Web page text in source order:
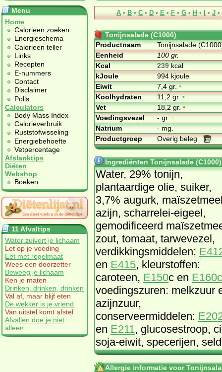
Menu
Home
Calorieen zoeken
Energieschema
Calorieen teller
Links
Recepten
E-nummers
Contact
Disclaimer
Polls
Calculators
Body Mass Index
Calorieverbruik
Ruststofwisseling
Energiebehoefte
Vetpercentage
Afslanktips
Diëten
Webshop
Boeken
11 Afvaltips
Water zuivert je lichaam
Let op je voeding
Eet met regelmaat
Wees een doorzetter
Beweeg je lichaam
Ken je maten
Drinken, drinken, drinken
Val af, maar blijf eten
De wekker is je vriend
Van uitstel komt afstel
Afvallen doe je niet
alleen
A • B • C • D • E • F • G • H • I • J •
Tonijnsalade (C1000)
Productnaam
Tonijnsalade
Eenheid
100 gr.
Kcal
239kcal
kJoule
994 kjoule
Eiwit
7,4 gr.•
Koolhydraten
11,2 gr.•
Vet
18,2 gr.•
Voedingsvezel
- gr.•
Natrium
- mg.
Productgroep
Overig beleg
Ingrediënten Tonijnsalade (C1000)
Water, 29% tonijn,
plantaardige olie, suiker,
3,7% augurk,
azijn, scharrelei-eigeel,
gemodificeerd
zout, tomaat, tarwevezel,
verdikkingsmiddelen:
en E415, kleurstoffen:
caroteen, E150c en E160c
voedingszuren: melkzuur
azijnzuur,
conserveermiddelen:
en E211, glucosestroop,
soja-eiwit, specerijen,
Allergie informatie voor